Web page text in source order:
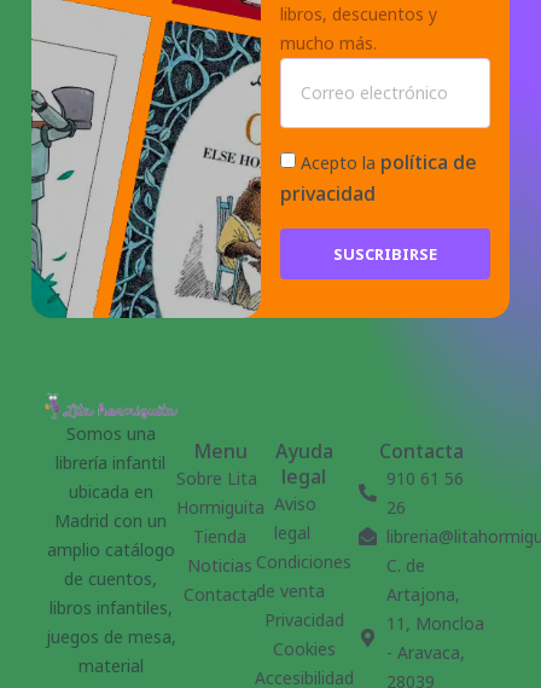
libros, descuentos y
mucho más.
Acepto la política de
privacidad
SUSCRIBIRSE
Somos una
librería infantil
ubicada en
Madrid con un
amplio catálogo
de cuentos,
libros infantiles,
juegos de mesa,
material
Menu
Sobre Lita
Hormiguita
Tienda
Noticias
Contacta
Ayuda
legal
Aviso
legal
Condiciones
de venta
Privacidad
Cookies
Accesibilidad
Contacta
910 61 56
26
C. de
Artajona,
11, Moncloa
- Aravaca,
28039